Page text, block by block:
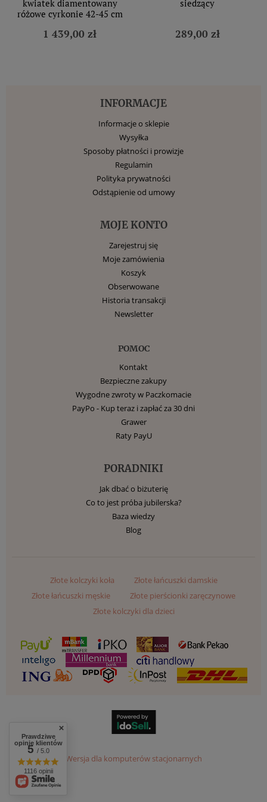
kwiatek diamentowany
różowe cyrkonie 42-45 cm
1 439,00 zł
siedzący
289,00 zł
INFORMACJE
Informacje o sklepie
Wysyłka
Sposoby płatności i prowizje
Regulamin
Polityka prywatności
Odstąpienie od umowy
MOJE KONTO
Zarejestruj się
Moje zamówienia
Koszyk
Obserwowane
Historia transakcji
Newsletter
POMOC
Kontakt
Bezpieczne zakupy
Wygodne zwroty w Paczkomacie
PayPo - Kup teraz i zapłać za 30 dni
Grawer
Raty PayU
PORADNIKI
Jak dbać o biżuterię
Co to jest próba jubilerska?
Baza wiedzy
Blog
Złote kolczyki koła
Złote łańcuszki damskie
Złote łańcuszki męskie
Złote pierścionki zaręczynowe
Złote kolczyki dla dzieci
Wersja dla komputerów stacjonarnych
Prawdziwe
opinie klientów
5/ 5.0
1116 opinii